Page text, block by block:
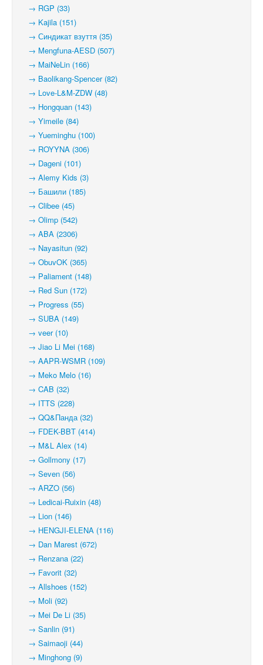
→ RGP (33)
→ Kajila (151)
→ Синдикат взуття (35)
→ Mengfuna-AESD (507)
→ MaiNeLin (166)
→ Baolikang-Spencer (82)
→ Love-L&M-ZDW (48)
→ Hongquan (143)
→ Yimeile (84)
→ Yueminghu (100)
→ ROYYNA (306)
→ Dageni (101)
→ Alemy Kids (3)
→ Башили (185)
→ Clibee (45)
→ Olimp (542)
→ ABA (2306)
→ Nayasitun (92)
→ ObuvOK (365)
→ Paliament (148)
→ Red Sun (172)
→ Progress (55)
→ SUBA (149)
→ veer (10)
→ Jiao Li Mei (168)
→ AAPR-WSMR (109)
→ Meko Melo (16)
→ CAB (32)
→ ITTS (228)
→ QQ&Панда (32)
→ FDEK-BBT (414)
→ M&L Alex (14)
→ Gollmony (17)
→ Seven (56)
→ ARZO (56)
→ Ledicai-Ruixin (48)
→ Lion (146)
→ HENGJI-ELENA (116)
→ Dan Marest (672)
→ Renzana (22)
→ Favorit (32)
→ Allshoes (152)
→ Moli (92)
→ Mei De Li (35)
→ Sanlin (91)
→ Saimaoji (44)
→ Minghong (9)